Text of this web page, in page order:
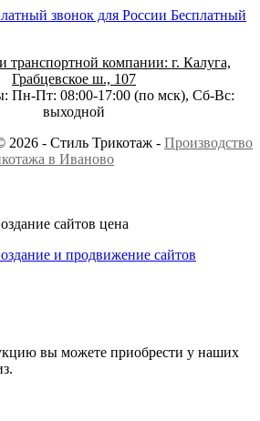
Бесплатный
транспортной компании: г. Калуга,
Грабцевское ш., 107
Пн-Пт: 08:00-17:00 (по мск), Сб-Вс:
выходной
- Стиль Трикотаж - Производство
в Иваново
сайтов цена
и продвижение сайтов
вы можете приобрести у наших